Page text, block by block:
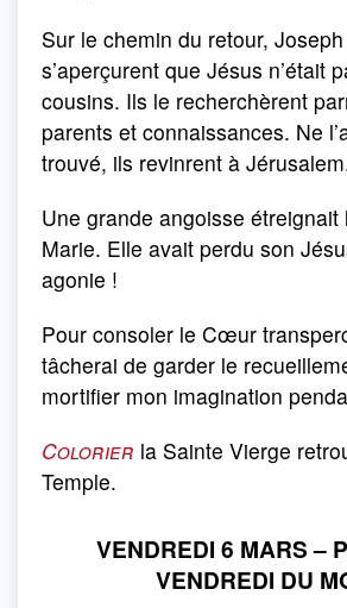
Sur le chemin du retour,
s’aperçurent que Jésus n’était
cousins. Ils le recherchèrent
parents et connaissances. Ne
trouvé, ils revinrent à
Une grande angoisse étreignait
Marie. Elle avait perdu son
agonie !
Pour consoler le Cœur
tâcherai de garder le
mortifier mon imagination
Colorier la Sainte Vierge
Temple.
VENDREDI 6 MARS –
VENDREDI DU